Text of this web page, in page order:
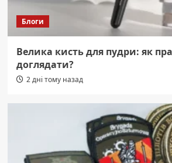
Блоги
Велика кисть для пудри: як
доглядати?
2 дні тому назад